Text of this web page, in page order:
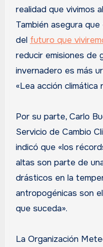
realidad que vivimos
También asegura
del futuro que
reducir emisiones de
invernadero es más
«Lea acción climática
Por su parte, Carlo
Servicio de Cambio
indicó que «los
altas son parte de
drásticos en la
antropogénicas son
que suceda».
La Organización